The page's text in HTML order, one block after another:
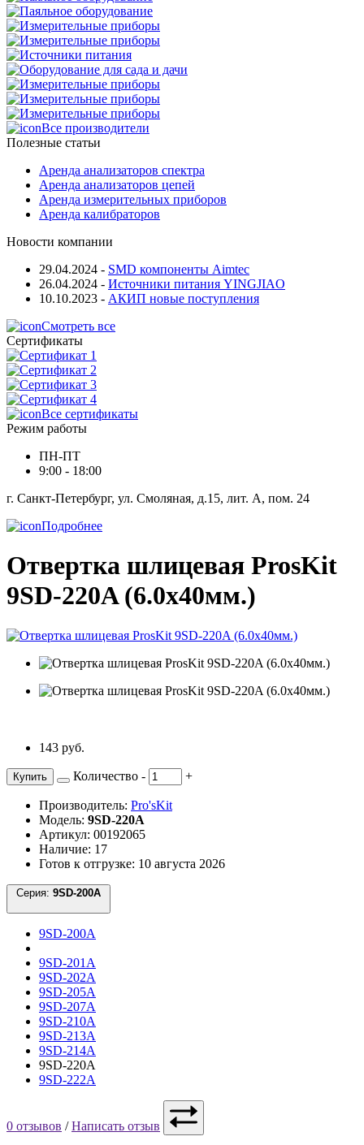
Все производители
Полезные статьи
Аренда анализаторов спектра
Аренда анализаторов цепей
Аренда измерительных приборов
Аренда калибраторов
Новости компании
29.04.2024 - SMD компоненты Aimtec
26.04.2024 - Источники питания YINGJIAO
10.10.2023 - АКИП новые поступления
Смотреть все
Сертификаты
Все сертификаты
Режим работы
ПН-ПТ
9:00 - 18:00
г. Санкт-Петербург, ул. Смоляная, д.15, лит. А, пом. 24
Подробнее
Отвертка шлицевая ProsKit
9SD-220A (6.0x40мм.)
143 руб.
Купить Количество - +
Производитель: Pro'sKit
Модель: 9SD-220A
Артикул: 00192065
Наличие: 17
Готов к отгрузке: 10 августа 2026
Серия:
9SD-200A
9SD-201A
9SD-202A
9SD-205A
9SD-207A
9SD-210A
9SD-213A
9SD-214A
9SD-220A
9SD-222A
0 отзывов /Написать отзыв